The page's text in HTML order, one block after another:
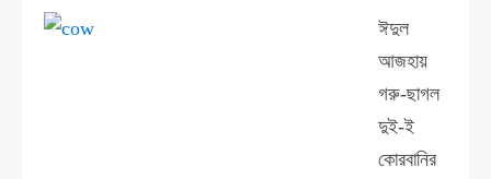
ঈদুল
আজহায়
গরু-ছাগল
দুই-ই
কোরবানির